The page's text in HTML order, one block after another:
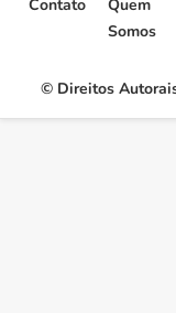
© Direitos
Contato
Quem
Somos